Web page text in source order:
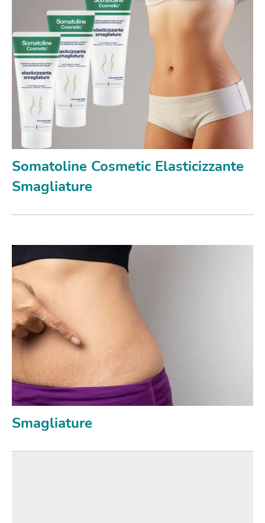
Somatoline Cosmetic Elasticizzante
Smagliature
Smagliature